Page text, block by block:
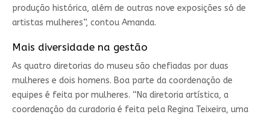
produção histórica, além de outras nove exposições só de
artistas mulheres”, contou Amanda.
Mais diversidade na gestão
As quatro diretorias do museu são chefiadas por duas
mulheres e dois homens. Boa parte da coordenação de
equipes é feita por mulheres. “Na diretoria artística, a
coordenação da curadoria é feita pela Regina Teixeira, uma